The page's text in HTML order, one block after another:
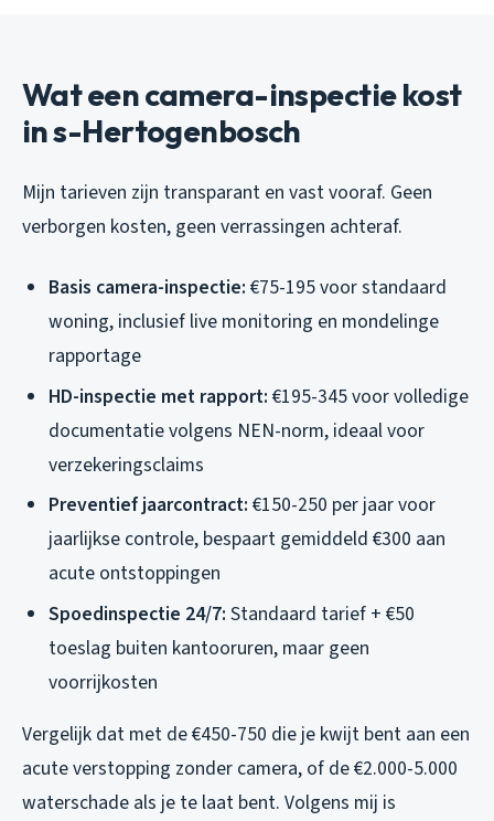
Wat een camera-inspectie kost
in s-Hertogenbosch
Mijn tarieven zijn transparant en vast vooraf. Geen
verborgen kosten, geen verrassingen achteraf.
Basis camera-inspectie: €75-195 voor standaard
woning, inclusief live monitoring en mondelinge
rapportage
HD-inspectie met rapport: €195-345 voor volledige
documentatie volgens NEN-norm, ideaal voor
verzekeringsclaims
Preventief jaarcontract: €150-250 per jaar voor
jaarlijkse controle, bespaart gemiddeld €300 aan
acute ontstoppingen
Spoedinspectie 24/7: Standaard tarief + €50
toeslag buiten kantooruren, maar geen
voorrijkosten
Vergelijk dat met de €450-750 die je kwijt bent aan een
acute verstopping zonder camera, of de €2.000-5.000
waterschade als je te laat bent. Volgens mij is